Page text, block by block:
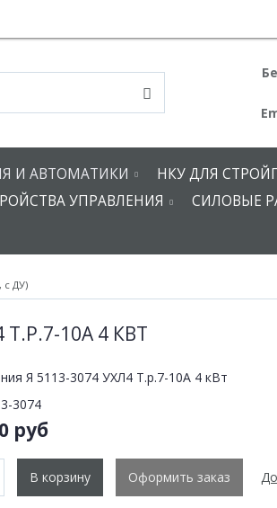
И АВТОМАТИКИ
НКУ ДЛЯ
УПРАВЛЕНИЯ СИЛОВЫЕ
с ДУ)
Т.Р.7-10А 4 КВТ
Я 5113-3074 УХЛ4 Т.р.7-10А 4 кВт
3074
руб
В корзину Оформить заказ